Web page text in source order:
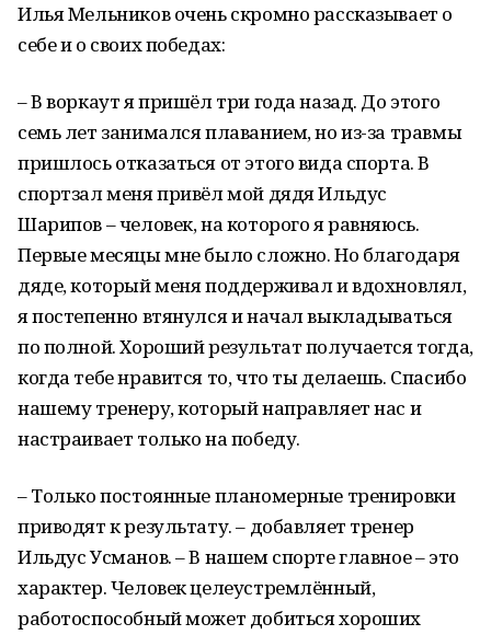
Илья Мельников очень скромно рассказывает о
себе и о своих победах:
– В воркаут я пришёл три года назад. До этого
семь лет занимался плаванием, но из-за травмы
пришлось отказаться от этого вида спорта. В
спортзал меня привёл мой дядя Ильдус
Шарипов – человек, на которого я равняюсь.
Первые месяцы мне было сложно. Но благодаря
дяде, который меня поддерживал и вдохновлял,
я постепенно втянулся и начал выкладываться
по полной. Хороший результат получается тогда,
когда тебе нравится то, что ты делаешь. Спасибо
нашему тренеру, который направляет нас и
настраивает только на победу.
– Только постоянные планомерные тренировки
приводят к результату. – добавляет тренер
Ильдус Усманов. – В нашем спорте главное – это
характер. Человек целеустремлённый,
работоспособный может добиться хороших